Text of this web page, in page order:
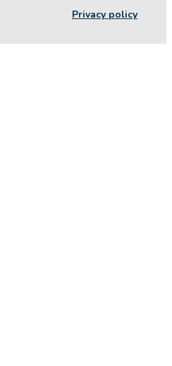
Privacy policy